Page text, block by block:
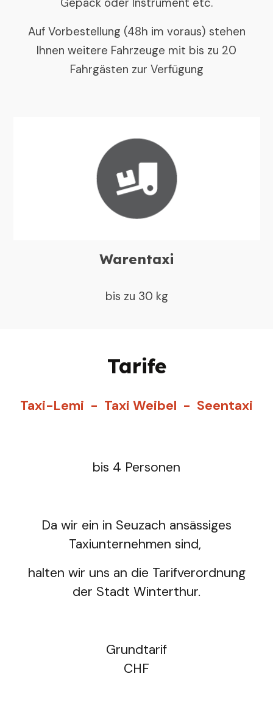
Auf Vorbestellung (48h im voraus) stehen
Ihnen weitere Fahrzeuge mit bis zu 20
Fahrgästen zur Verfügung
Warentaxi
bis zu 30 kg
Tarife
Taxi-Lemi - Taxi Weibel - Seentaxi
bis 4 Personen
Da wir ein in Seuzach ansässiges
Taxiunternehmen sind,
halten wir uns an die Tarifverordnung
der Stadt Winterthur.
Grundtarif
CHF